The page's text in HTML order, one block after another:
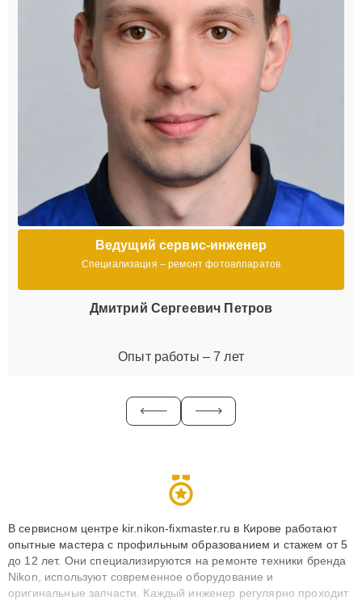
Ведущий сервис-инженер
Специализация – ремонт фотоаппаратов
Дмитрий Сергеевич Петров
Опыт работы – 7 лет
В сервисном центре kir.nikon-fixmaster.ru в Кирове работают
опытные мастера с профильным образованием и стажем от 5
до 12 лет. Они специализируются на ремонте техники бренда
Nikon, используют современное оборудование и
оригинальные запчасти. Каждый инженер регулярно проходит